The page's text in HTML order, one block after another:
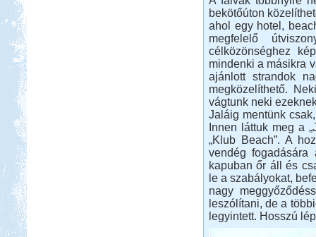
bekötőúton
ahol egy hotel,
megfelelő
célközönséghez
mindenki a másikra
ajánlott strandok
megközelíthető.
vágtunk neki
Jaláig mentünk
Innen láttuk meg a
„Klub Beach”. A
vendég fogadására
kapuban őr áll és
le a szabályokat,
nagy
leszólítani, de a
legyintett. Hosszú